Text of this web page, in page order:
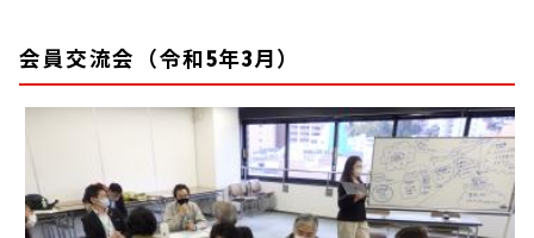
会員交流会（令和5年3月）